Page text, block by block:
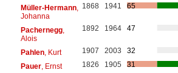
Müller-Hermann,
Johanna
1868 1941 65
Pachernegg,
Alois
1892 1964 47
Pahlen, Kurt 1907 2003
32
Pauer, Ernst 1826 1905
31